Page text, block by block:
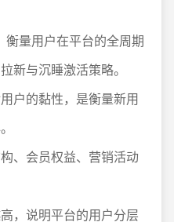
衡量用户在平台的全周期
新与沉睡激活策略。
户的黏性，是衡量新用
、会员权益、营销活动
，说明平台的用户分层